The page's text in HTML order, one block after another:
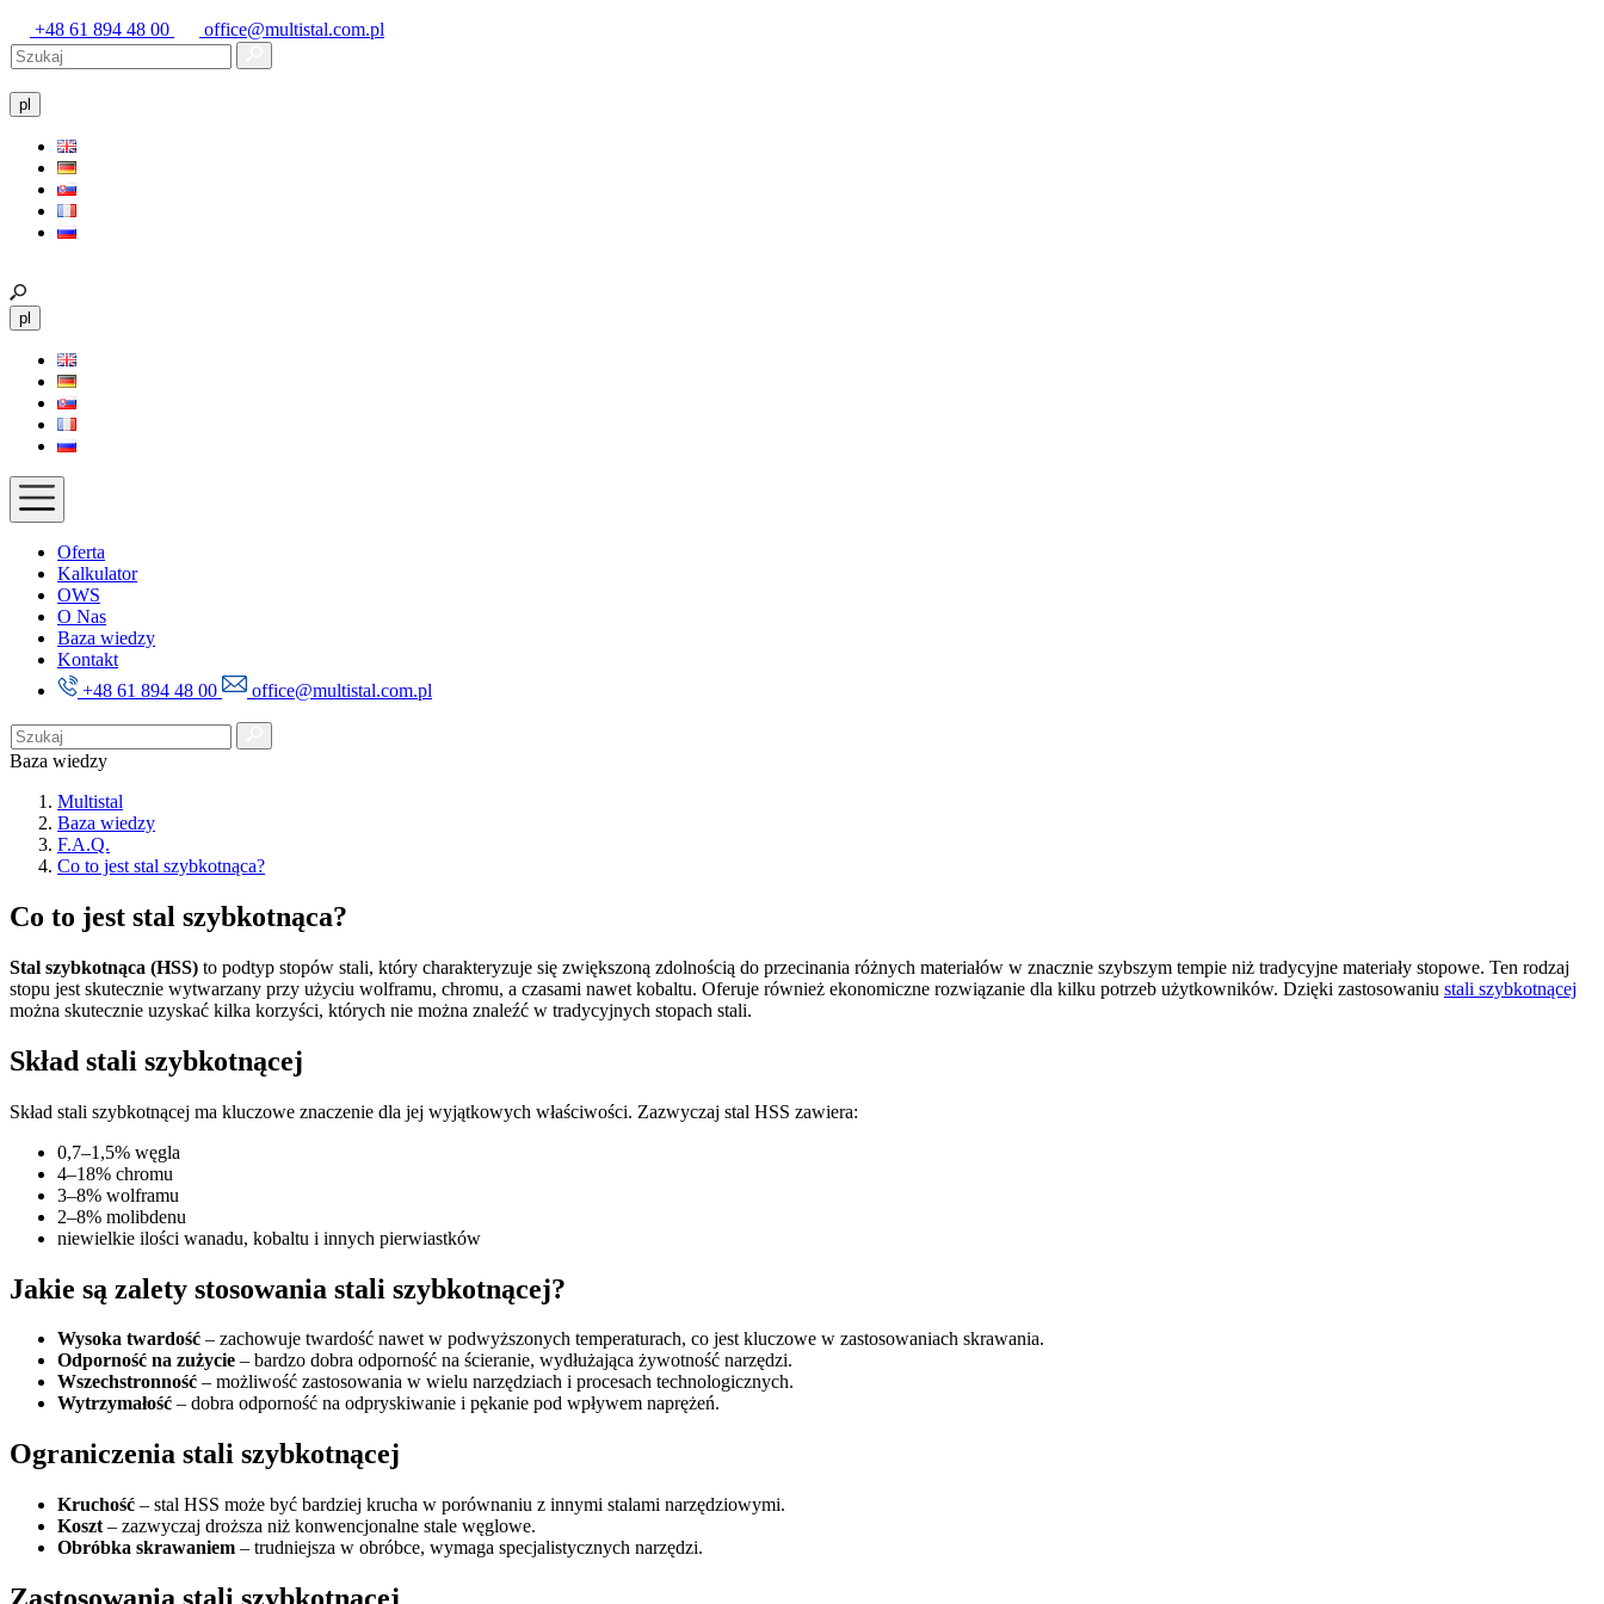
+48 61 894 48 00 office@multistal.com.pl
pl
pl
Oferta
Kalkulator
OWS
O Nas
Baza wiedzy
Kontakt
+48 61 894 48 00
office@multistal.com.pl
Baza wiedzy
Multistal
Baza wiedzy
F.A.Q.
Co to jest stal szybkotnąca?
Co to jest stal szybkotnąca?
Stal szybkotnąca (HSS) to podtyp stopów stali, który charakteryzuje się zwiększoną zdolnością do przecinania różnych materiałów w znacznie szybszym tempie niż tradycyjne materiały stopowe. Ten rodzaj
stopu jest skutecznie wytwarzany przy użyciu wolframu, chromu, a czasami nawet kobaltu. Oferuje również ekonomiczne rozwiązanie dla kilku potrzeb użytkowników. Dzięki zastosowaniu stali szybkotnącej
można skutecznie uzyskać kilka korzyści, których nie można znaleźć w tradycyjnych stopach stali.
Skład stali szybkotnącej
Skład stali szybkotnącej ma kluczowe znaczenie dla jej wyjątkowych właściwości. Zazwyczaj stal HSS zawiera:
0,7–1,5% węgla
4–18% chromu
3–8% wolframu
2–8% molibdenu
niewielkie ilości wanadu, kobaltu i innych pierwiastków
Jakie są zalety stosowania stali szybkotnącej?
Wysoka twardość – zachowuje twardość nawet w podwyższonych temperaturach, co jest kluczowe w zastosowaniach skrawania.
Odporność na zużycie – bardzo dobra odporność na ścieranie, wydłużająca żywotność narzędzi.
Wszechstronność – możliwość zastosowania w wielu narzędziach i procesach technologicznych.
Wytrzymałość – dobra odporność na odpryskiwanie i pękanie pod wpływem naprężeń.
Ograniczenia stali szybkotnącej
Kruchość – stal HSS może być bardziej krucha w porównaniu z innymi stalami narzędziowymi.
Koszt – zazwyczaj droższa niż konwencjonalne stale węglowe.
Obróbka skrawaniem – trudniejsza w obróbce, wymaga specjalistycznych narzędzi.